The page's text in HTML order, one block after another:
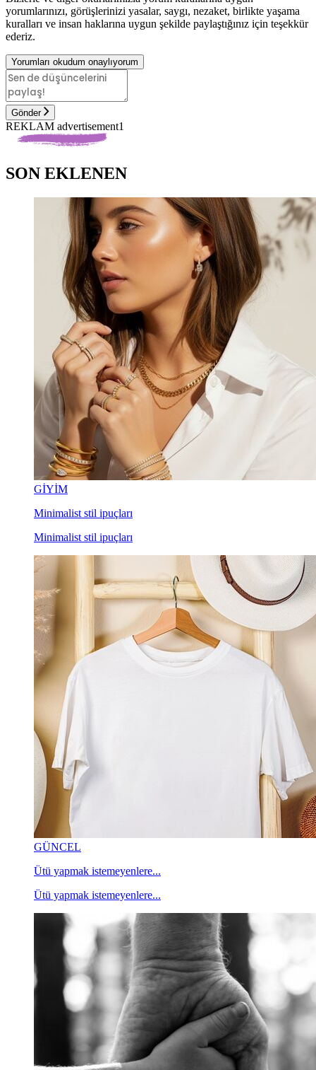
yorumlarınızı, görüşlerinizi yasalar, saygı, nezaket, birlikte yaşama
kuralları ve insan haklarına uygun şekilde paylaştığınız için teşekkür
ederiz.
Yorumları okudum onaylıyorum
Gönder
REKLAM advertisement1
SON EKLENEN
GİYİM
Minimalist stil ipuçları
Minimalist stil ipuçları
GÜNCEL
Ütü yapmak istemeyenlere...
Ütü yapmak istemeyenlere...